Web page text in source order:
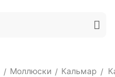
/ Моллюски / Кальмар /